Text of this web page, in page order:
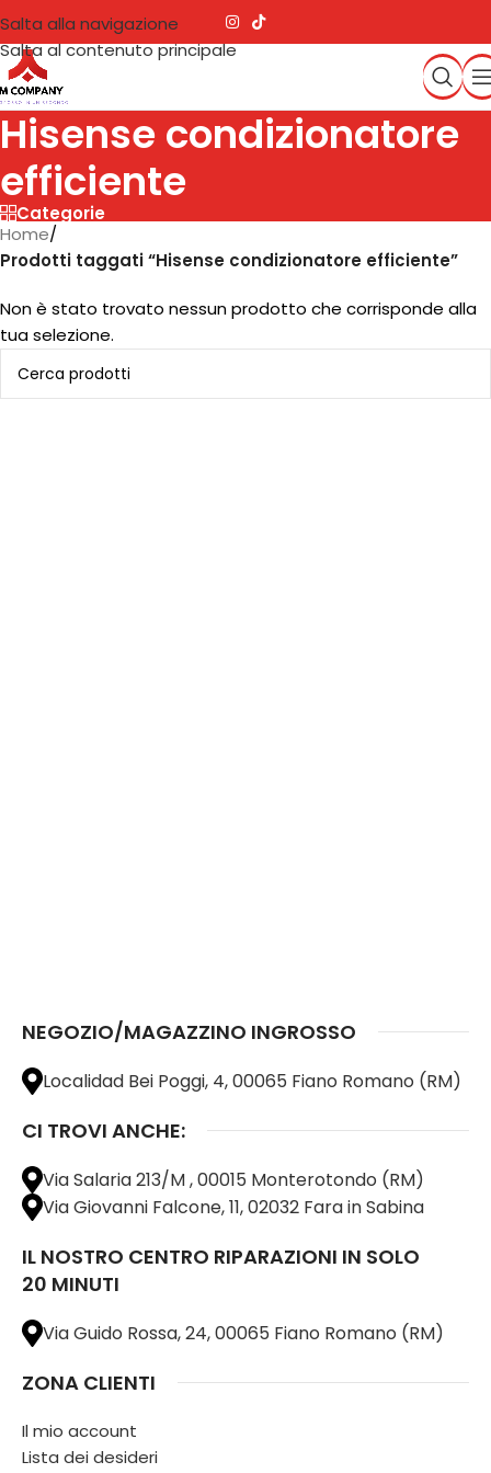
Salta alla navigazione
Salta al contenuto principale
Hisense condizionatore
efficiente
Categorie
Home/
Prodotti taggati “Hisense condizionatore efficiente”
Non è stato trovato nessun prodotto che corrisponde alla
tua selezione.
NEGOZIO/MAGAZZINO INGROSSO
Localidad Bei Poggi, 4, 00065 Fiano Romano (RM)
CI TROVI ANCHE:
Via Salaria 213/M , 00015 Monterotondo (RM)
Via Giovanni Falcone, 11, 02032 Fara in Sabina
IL NOSTRO CENTRO RIPARAZIONI IN SOLO
20 MINUTI
Via Guido Rossa, 24, 00065 Fiano Romano (RM)
ZONA CLIENTI
Il mio account
Lista dei desideri